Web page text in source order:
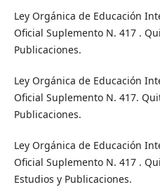
Ley Orgánica de Educación
Oficial Suplemento N. 417 .
Publicaciones.
Ley Orgánica de Educación
Oficial Suplemento N. 417.
Publicaciones.
Ley Orgánica de Educación
Oficial Suplemento N. 417 .
Estudios y Publicaciones.